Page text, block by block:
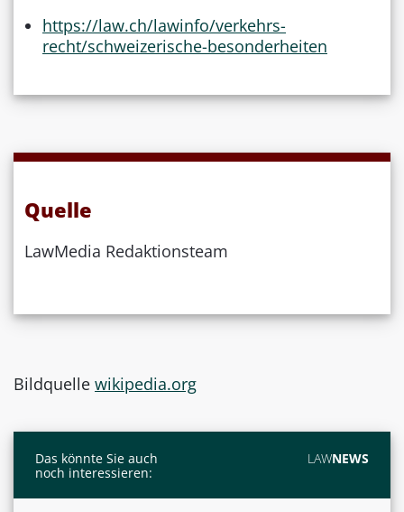
https://law.ch/lawinfo/verkehrs-
recht/schweizerische-besonderheiten
Quelle
LawMedia Redaktionsteam
Bildquelle wikipedia.org
Das könnte Sie auch
noch interessieren:
LAWNEWS